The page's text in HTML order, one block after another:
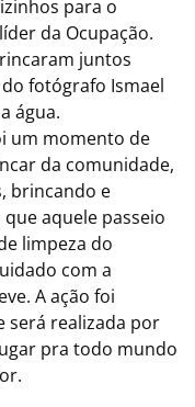
para o
da Ocupação.
juntos
do fotógrafo Ismael
água.
um momento de
da comunidade,
brincando e
aquele passeio
limpeza do
com a
A ação foi
será realizada por
pra todo mundo